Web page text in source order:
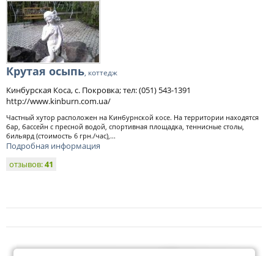
Крутая осыпь, коттедж
Кинбурская Коса, с. Покровка; тел: (051) 543-1391
http://www.kinburn.com.ua/
Частный хутор расположен на Кинбурнской косе. На территории находятся
бар, бассейн с пресной водой, спортивная площадка, теннисные столы,
бильярд (стоимость 6 грн./час),...
Подробная информация
отзывов:41